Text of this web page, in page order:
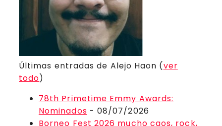
Últimas entradas de Alejo Haon (ver
todo)
78th Primetime Emmy Awards:
Nominados - 08/07/2026
Borneo Fest 2026 mucho caos, rock,